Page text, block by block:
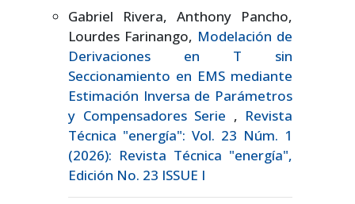
Gabriel Rivera, Anthony Pancho,
Lourdes Farinango, Modelación de
Derivaciones en T sin
Seccionamiento en EMS mediante
Estimación Inversa de Parámetros
y Compensadores Serie , Revista
Técnica "energía": Vol. 23 Núm. 1
(2026): Revista Técnica "energía",
Edición No. 23 ISSUE I